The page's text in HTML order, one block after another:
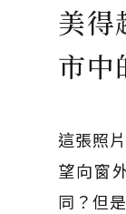
美得
市中
這張照
望向窗
同？但